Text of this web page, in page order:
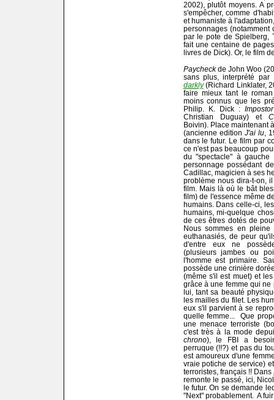
2002), plutôt moyens. A
s'empêcher, comme
et humaniste à
personnages (notamment
par le pote de Spielberg,
fait une centaine de
livres de Dick). Or, le film
Paycheckde John Woo
sans plus, interprété par
darkly(Richard Linklater,
faire mieux tant le
moins connus que les
Philip. K. Dick :
Christian Duguay) et
Boivin). Place maintenant
(ancienne edition J'ai lu ,
dans le futur. Le film par
ce n'est pas beaucoup
du "spectacle" à
personnage possédant
Cadillac, magicien à ses
problème nous dira-t-on,
film. Mais là où le bât
film) de l'essence même
humains. Dans celle-ci,
humains, mi-quelque
de ces êtres dotés de
Nous sommes en
euthanasiés, de peur
d'entre eux ne
(plusieurs jambes ou
l'homme est primaire.
possède une crinière
(même s'il est muet) et
grâce à une femme qui
lui, tant sa beauté
les mailles du filet. Les
eux s'il parvient à se
quelle femme... Que
une menace terroriste
c'est très à la mode
chrono), le FBI a
perruque (!!?) et pas du
est amoureux d'une
vraie potiche de service)
terroristes, français !! Dans
remonte le passé, ici,
le futur. On se demande
"Next" probablement. A